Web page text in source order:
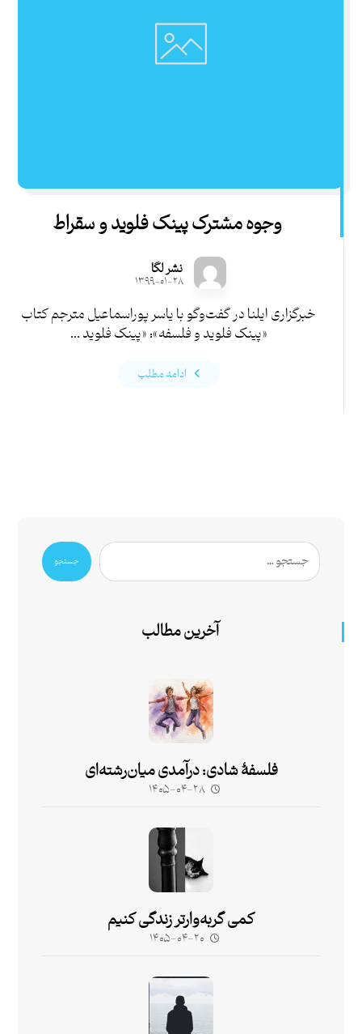
وجوه مشترک پینک‌ فلوید و سقراط
نشر لگا
۱۳۹۹-۰۱-۲۸
خبرگزاری ایلنا در گفت‌و‌گو با یاسر پوراسماعیل مترجم کتاب
«پینک فلوید و فلسفه»: «پینک فلوید ...
ادامه مطلب
جستجو
آخرین مطالب
فلسفۀ شادی: درآمدی میان‌رشته‌ای
۱۴۰۵-۰۴-۲۸
کمی گربه‌وارتر زندگی کنیم
۱۴۰۵-۰۴-۲۰